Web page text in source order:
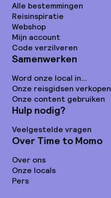
Alle bestemmingen
Reisinspiratie
Webshop
Mijn account
Code verzilveren
Samenwerken
Word onze local in...
Onze reisgidsen verkopen
Onze content gebruiken
Hulp nodig?
Veelgestelde vragen
Over Time to Momo
Over ons
Onze locals
Pers